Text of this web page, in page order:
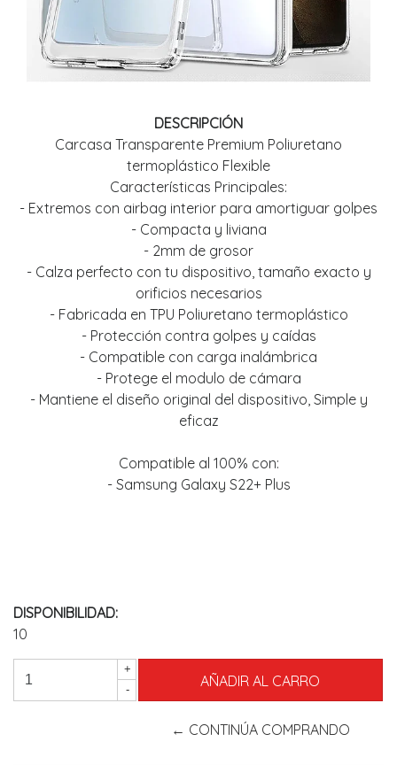
DESCRIPCIÓN
Carcasa Transparente Premium Poliuretano
termoplástico Flexible
Características Principales:
- Extremos con airbag interior para amortiguar golpes
- Compacta y liviana
- 2mm de grosor
- Calza perfecto con tu dispositivo, tamaño exacto y
orificios necesarios
- Fabricada en TPU Poliuretano termoplástico
- Protección contra golpes y caídas
- Compatible con carga inalámbrica
- Protege el modulo de cámara
- Mantiene el diseño original del dispositivo, Simple y
eficaz
Compatible al 100% con:
- Samsung Galaxy S22+ Plus
DISPONIBILIDAD:
10
+
-
← CONTINÚA COMPRANDO